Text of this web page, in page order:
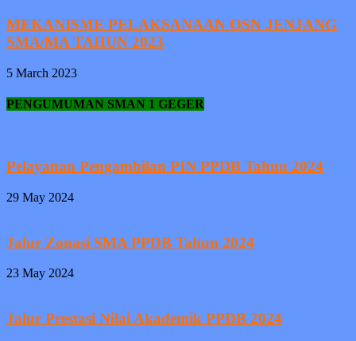
MEKANISME PELAKSANAAN OSN JENJANG
SMA/MA TAHUN 2023
5 March 2023
PENGUMUMAN SMAN 1 GEGER
Pelayanan Pengambilan PIN PPDB Tahun 2024
29 May 2024
Jalur Zonasi SMA PPDB Tahun 2024
23 May 2024
Jalur Prestasi Nilai Akademik PPDB 2024